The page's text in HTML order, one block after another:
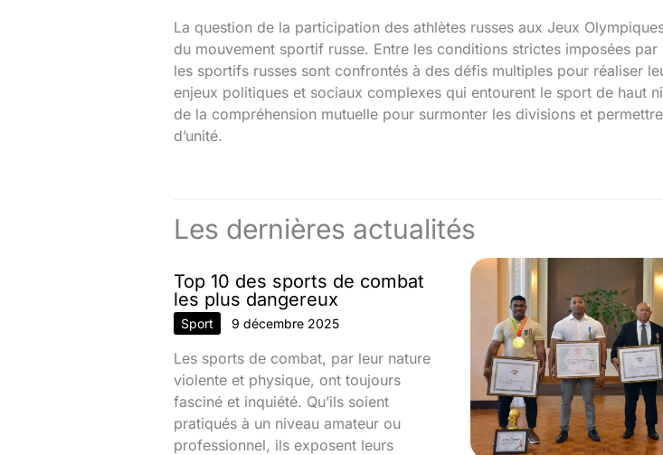
La question de la participation des athlètes russes aux Jeux
du mouvement sportif russe. Entre les conditions strictes imposées
les sportifs russes sont confrontés à des défis multiples pour réaliser
enjeux politiques et sociaux complexes qui entourent le sport de haut
de la compréhension mutuelle pour surmonter les divisions et
d’unité.
Les dernières actualités
Top 10 des sports de combat
les plus dangereux
Sport 9 décembre 2025
Les sports de combat, par leur nature
violente et physique, ont toujours
fasciné et inquiété. Qu’ils soient
pratiqués à un niveau amateur ou
professionnel, ils exposent leurs